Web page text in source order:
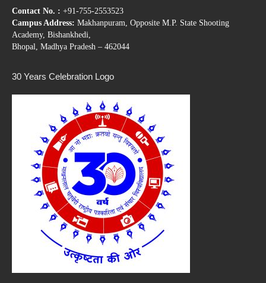
Contact No. : +91-755-2553523
Campus Address: Makhanpuram, Opposite M.P. State Shooting
Academy, Bishankhedi,
Bhopal, Madhya Pradesh – 462044
30 Years Celebration Logo